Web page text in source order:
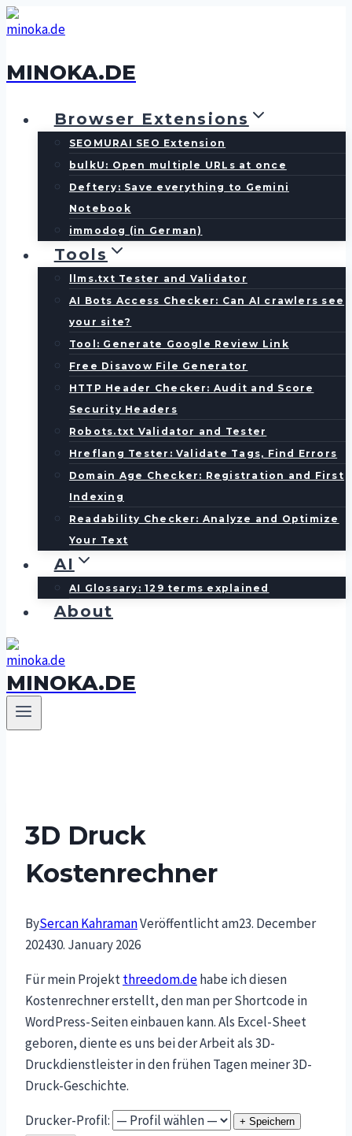
Skip
to
MINOKA.DE
Browser Extensions
SEOMURAI SEO Extension
bulkU: Open multiple URLs at once
Deftery: Save everything to Gemini
Notebook
immodog (in German)
Tools
llms.txt Tester and Validator
AI Bots Access Checker: Can AI crawlers see
your site?
Tool: Generate Google Review Link
Free Disavow File Generator
HTTP Header Checker: Audit and Score
Security Headers
Robots.txt Validator and Tester
Hreflang Tester: Validate Tags, Find Errors
Domain Age Checker: Registration and First
Indexing
Readability Checker: Analyze and Optimize
Your Text
AI
AI Glossary: 129 terms explained
About
MINOKA.DE
3D Druck
Kostenrechner
BySercan KahramanVeröffentlicht am23. December
202430. January 2026
Für mein Projektthreedom.dehabe ich diesen
Kostenrechner erstellt, den man per Shortcode in
WordPress-Seiten einbauen kann. Als Excel-Sheet
geboren, diente es uns bei der Arbeit als 3D-
Druckdienstleister in den frühen Tagen meiner 3D-
Druck-Geschichte.
Drucker-Profil:
+ Speichern